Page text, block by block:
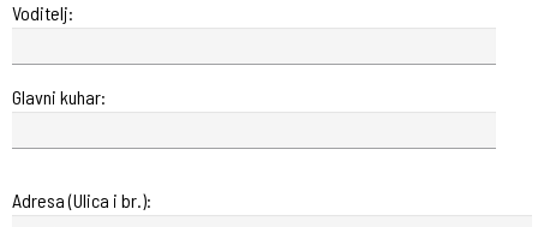
Voditelj:
Glavni kuhar:
Adresa (Ulica i br.):